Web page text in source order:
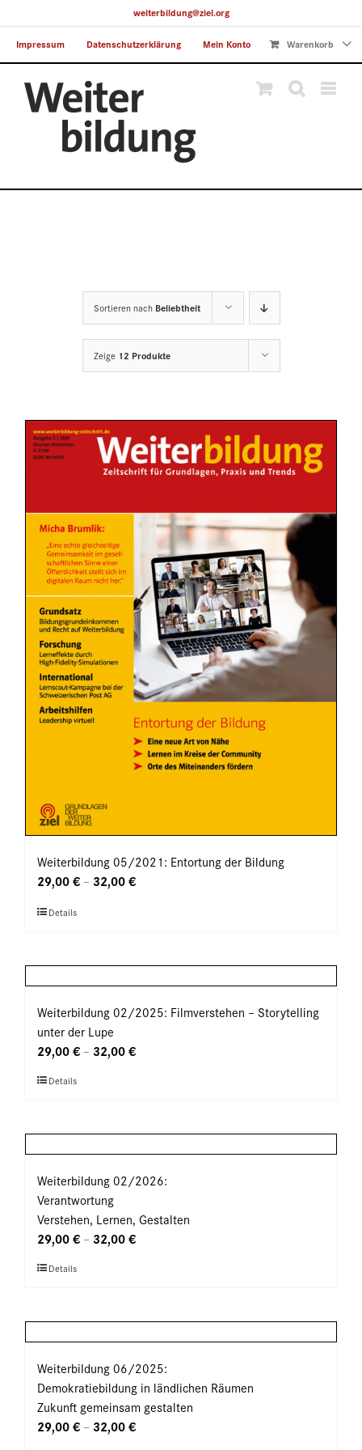
to
content
weiterbildung@ziel.org
Impressum Datenschutzerklärung Mein Konto Warenkorb
Sortieren nach Beliebtheit
Zeige 12 Produkte
Weiterbildung 05/2021: Entortung der Bildung
29,00€ – 32,00€
Dieses
mehrere
Varianten
auf.
Die
Optionen
auf
Details
Weiterbildung 02/2025: Filmverstehen – Storytelling
unter der Lupe
29,00€ – 32,00€
Dieses
mehrere
Varianten
auf.
Die
Optionen
können
der
Details
Weiterbildung 02/2026:
Verantwortung
Verstehen, Lernen, Gestalten
29,00€ – 32,00€
Dieses
mehrere
Varianten
auf.
Die
Optionen
können
Details
Weiterbildung 06/2025:
Demokratiebildung in ländlichen Räumen
Zukunft gemeinsam gestalten
29,00€ – 32,00€